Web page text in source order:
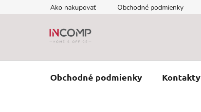
na
Ako nakupovať Obchodné podmienky
Obchodné podmienky Kontakty